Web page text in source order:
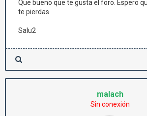
Que bueno que te gusta el foro. Espero
te pierdas.
Salu2
malach
Sin conexión